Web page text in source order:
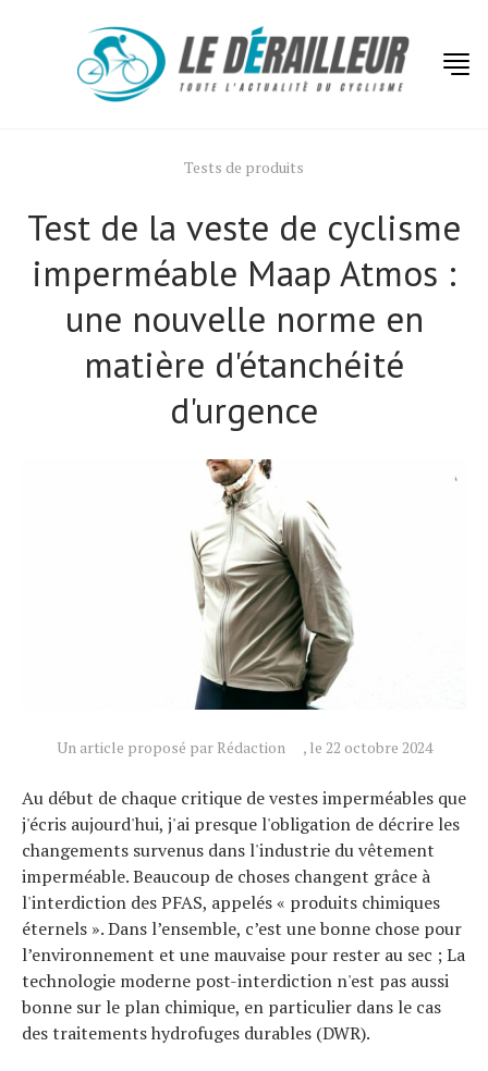
Tests de produits
Test de la veste de cyclisme
imperméable Maap Atmos :
une nouvelle norme en
matière d'étanchéité
d'urgence
Un article proposé par Rédaction , le 22 octobre 2024
Au début de chaque critique de vestes imperméables que
j'écris aujourd'hui, j'ai presque l'obligation de décrire les
changements survenus dans l'industrie du vêtement
imperméable. Beaucoup de choses changent grâce à
l'interdiction des PFAS, appelés « produits chimiques
éternels ». Dans l’ensemble, c’est une bonne chose pour
l’environnement et une mauvaise pour rester au sec ; La
technologie moderne post-interdiction n'est pas aussi
bonne sur le plan chimique, en particulier dans le cas
des traitements hydrofuges durables (DWR).